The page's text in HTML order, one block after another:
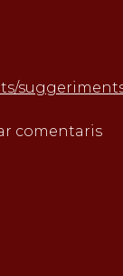
comentaris